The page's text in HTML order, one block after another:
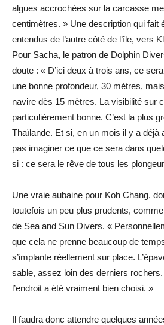
algues accrochées sur la carcasse
centimètres. » Une description qui fait
entendus de l’autre côté de l’île, vers
Pour Sacha, le patron de Dolphin
doute : « D’ici deux à trois ans, ce
une bonne profondeur, 30 mètres,
navire dès 15 mètres. La visibilité sur
particulièrement bonne. C’est la plus
Thaïlande. Et si, en un mois il y a déjà
pas imaginer ce que ce sera dans
si : ce sera le rêve de tous les
Une vraie aubaine pour Koh Chang,
toutefois un peu plus prudents,
de Sea and Sun Divers. «
que cela ne prenne beaucoup de
s’implante réellement sur place.
sable, assez loin des derniers
l’endroit a été vraiment bien choisi. »
Il faudra donc attendre quelques